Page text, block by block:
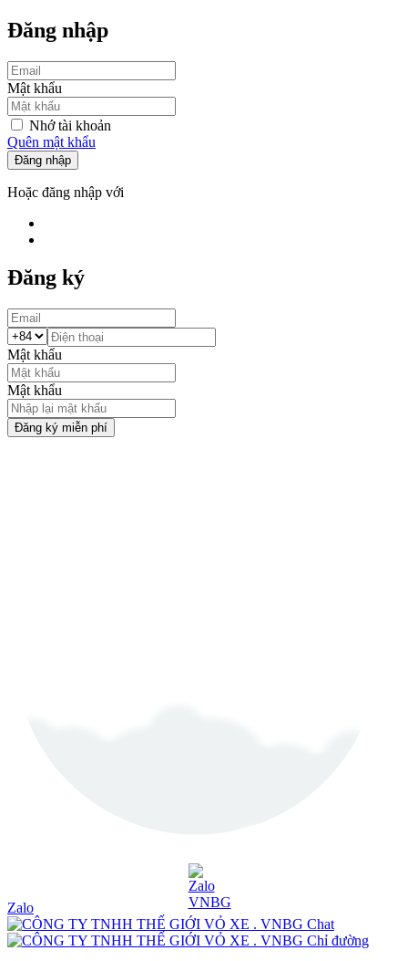
Đăng nhập
Mật khẩu
Nhớ tài khoản
Quên mật khẩu
Đăng nhập
Hoặc đăng nhập với
Đăng ký
Mật khẩu
Mật khẩu
Đăng ký miễn phí
Zalo
Chat
Chỉ đường